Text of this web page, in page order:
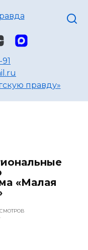
правду»
«Малая